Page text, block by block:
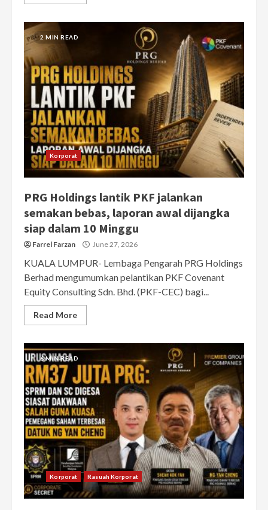
2 MIN READ
Korporat
PRG Holdings lantik PKF jalankan
semakan bebas, laporan awal dijangka
siap dalam 10 Minggu
Farrel Farzan June 27, 2026
KUALA LUMPUR- Lembaga Pengarah PRG Holdings
Berhad mengumumkan pelantikan PKF Covenant
Equity Consulting Sdn. Bhd. (PKF-CEC) bagi...
Read More
6 MIN READ
Korporat Rasuah Korporat